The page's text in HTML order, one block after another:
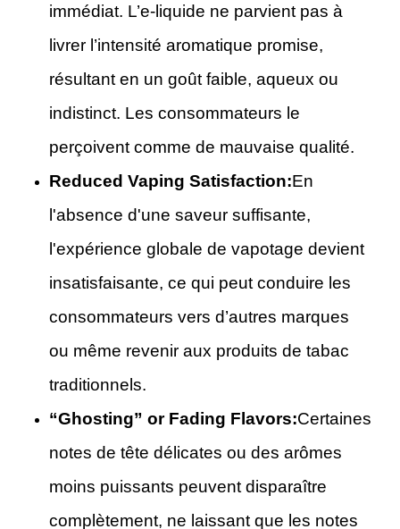
immédiat. L’e-liquide ne parvient pas à
livrer l’intensité aromatique promise,
résultant en un goût faible, aqueux ou
indistinct. Les consommateurs le
perçoivent comme de mauvaise qualité.
Reduced Vaping Satisfaction:En
l'absence d'une saveur suffisante,
l'expérience globale de vapotage devient
insatisfaisante, ce qui peut conduire les
consommateurs vers d’autres marques
ou même revenir aux produits de tabac
traditionnels.
“Ghosting” or Fading Flavors:Certaines
notes de tête délicates ou des arômes
moins puissants peuvent disparaître
complètement, ne laissant que les notes